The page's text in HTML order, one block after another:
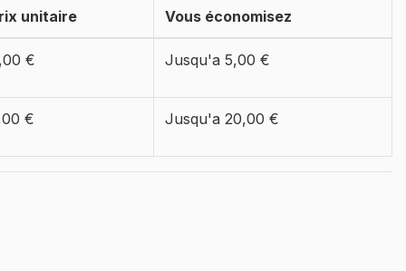
unitaire Vous économisez
€ Jusqu'a 5,00 €
€ Jusqu'a 20,00 €